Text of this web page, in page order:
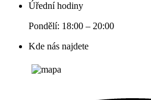
Úřední hodiny
Pondělí: 18:00 – 20:00
Kde nás najdete